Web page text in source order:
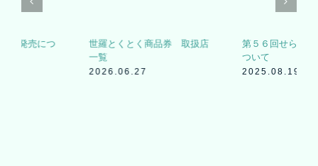
長寿つばきの里まつり2026の
世羅とくとく商品券発売につ